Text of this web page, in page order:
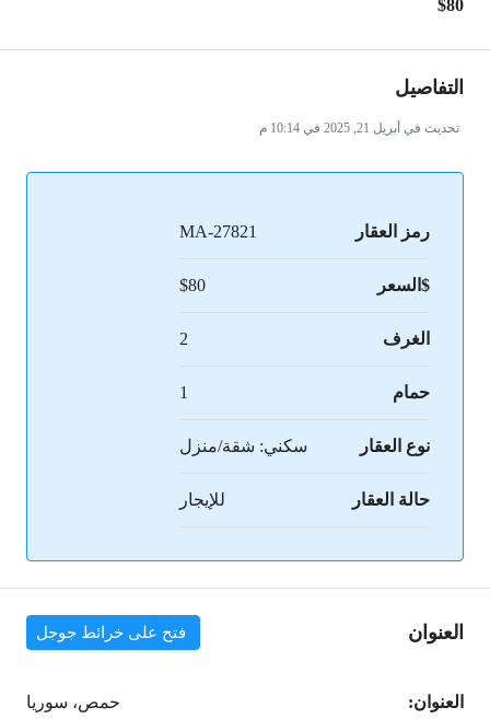
$80
التفاصيل
تحديث في أبريل 21, 2025 في 10:14 م
رمز العقار MA-27821
$السعر $80
الغرف 2
حمام 1
نوع العقار سكني: شقة/منزل
حالة العقار للإيجار
العنوان فتح على خرائط جوجل
العنوان: حمص، سوريا